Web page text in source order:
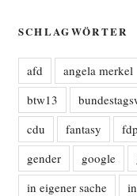
SCHLAGWÖRTER
afd angela merkel
btw13
cdu
fantasy fdp
gender
google
in eigener sache